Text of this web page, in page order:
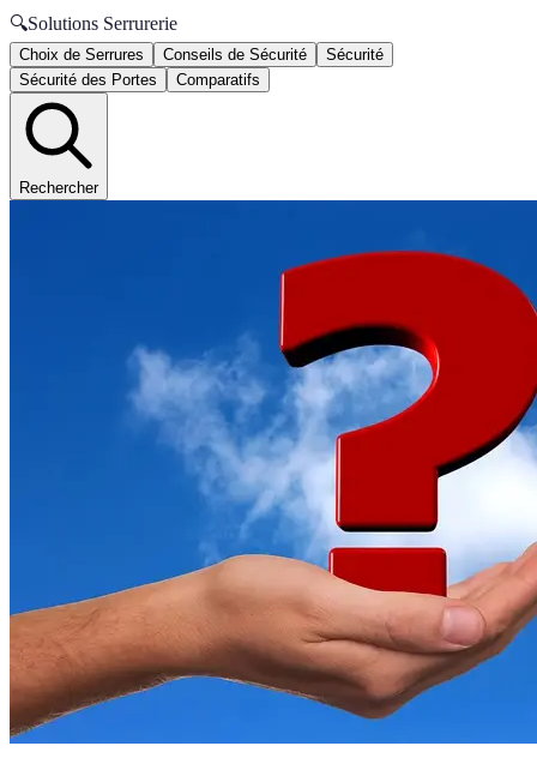
🔍Solutions Serrurerie
Choix de Serrures Conseils de Sécurité
Sécurité
Sécurité des Portes
Comparatifs
Rechercher